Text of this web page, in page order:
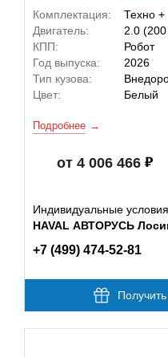
Комплектация:
Техно +
Двигатель:
2.0
КПП:
Робот
Год выпуска:
2026
Тип кузова:
Цвет:
Белый
Подробнее
от 4 006 466
Индивидуальные
HAVAL АВТОРУСЬ
+7 (499) 474-52-81